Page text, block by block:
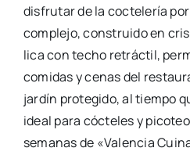
dis­fru­tar de la coc­te­le­ría
com­ple­jo, cons­trui­do en
li­ca con techo retrác­til,
comi­das y cenas del
jar­dín pro­te­gi­do, al tiem­po
ideal para cóc­te­les y
sema­nas de «Valen­cia